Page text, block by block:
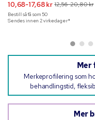
10,68-17,68 kr 12,56-20,80 kr
Bestill så få som 50
Sendes innen 2 virkedager*
Mer
Merkeprofilering som
behandlingstid,
Mer